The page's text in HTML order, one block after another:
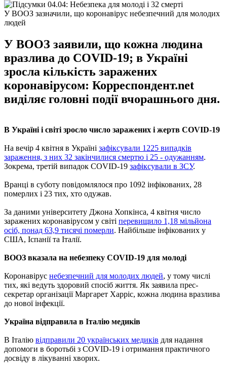
У ВООЗ зазначили, що коронавірус небезпечний для молодих
людей
У ВООЗ заявили, що кожна людина
вразлива до COVID-19; в Україні
зросла кількість заражених
коронавірусом: Корреспондент.net
виділяє головні події вчорашнього дня.
В Україні і світі зросло число заражених і жертв COVID-19
На вечір 4 квітня в Україні зафіксували 1225 випадків
зараження, з них 32 закінчилися смертю і 25 - одужанням.
Зокрема, третій випадок COVID-19 зафіксували в ЗСУ.
Вранці в суботу повідомлялося про 1092 інфікованих, 28
померлих і 23 тих, хто одужав.
За даними університету Джона Хопкінса, 4 квітня число
заражених коронавірусом у світі перевищило 1,18 мільйона
осіб, понад 63,9 тисячі померли. Найбільше інфікованих у
США, Іспанії та Італії.
ВООЗ вказала на небезпеку COVID-19 для молоді
Коронавірус небезпечний для молодих людей, у тому числі
тих, які ведуть здоровий спосіб життя. Як заявила прес-
секретар організації Маргарет Харріс, кожна людина вразлива
до нової інфекції.
Україна відправила в Італію медиків
В Італію відправили 20 українських медиків для надання
допомоги в боротьбі з COVID-19 і отримання практичного
досвіду в лікуванні хворих.